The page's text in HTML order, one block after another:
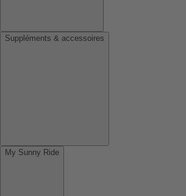
Suppléments & accessoires
My Sunny Ride